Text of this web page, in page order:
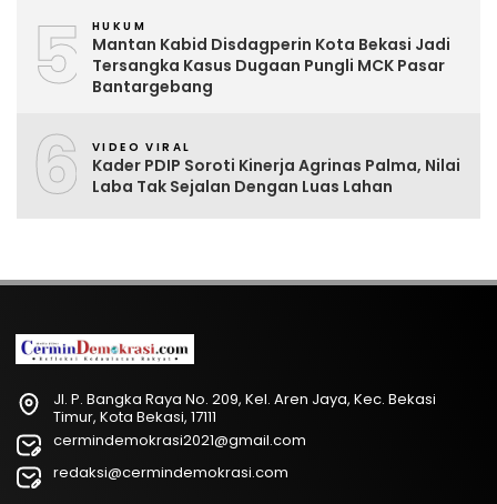
5 HUKUM
Mantan Kabid Disdagperin Kota Bekasi Jadi
Tersangka Kasus Dugaan Pungli MCK Pasar
Bantargebang
6 VIDEO VIRAL
Kader PDIP Soroti Kinerja Agrinas Palma, Nilai
Laba Tak Sejalan Dengan Luas Lahan
Jl. P. Bangka Raya No. 209, Kel. Aren Jaya, Kec. Bekasi
Timur, Kota Bekasi, 17111
cermindemokrasi2021@gmail.com
redaksi@cermindemokrasi.com